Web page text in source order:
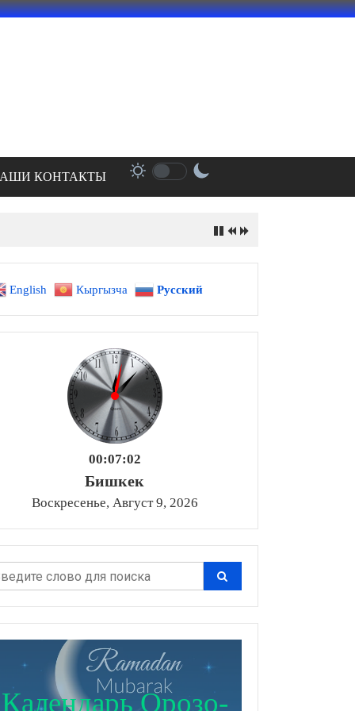
КОНТАКТЫ
English Кыргызча Русский
00:07:03
Бишкек
Воскресенье, Август 9, 2026
Календарь Орозо-